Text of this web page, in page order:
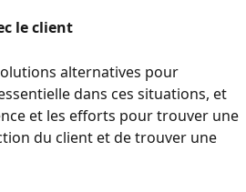
le client
alternatives pour
dans ces situations, et
et les efforts pour trouver une
du client et de trouver une